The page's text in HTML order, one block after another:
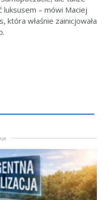
luksusem – mówi Maciej
która właśnie zainicjowała